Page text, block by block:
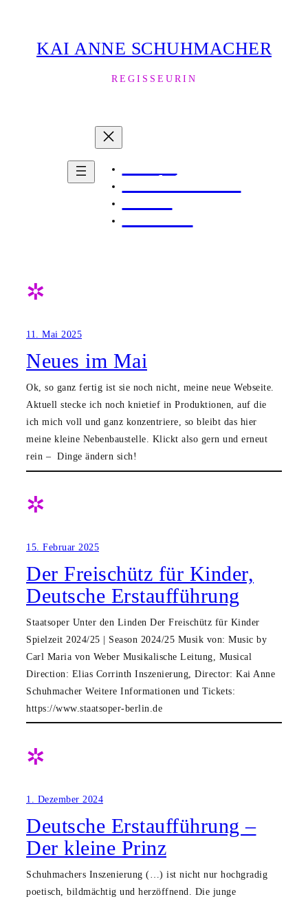
springenKAI ANNE SCHUHMACHER
REGISSEURIN
Produktionen
News
Kontakt
✲
11. Mai 2025
Neues im Mai
Ok, so ganz fertig ist sie noch nicht, meine neue Webseite.
Aktuell stecke ich noch knietief in Produktionen, auf die
ich mich voll und ganz konzentriere, so bleibt das hier
meine kleine Nebenbaustelle. Klickt also gern und erneut
rein – Dinge ändern sich!
✲
15. Februar 2025
Der Freischütz für Kinder,
Deutsche Erstaufführung
Staatsoper Unter den Linden Der Freischütz für Kinder
Spielzeit 2024/25 | Season 2024/25 Musik von: Music by
Carl Maria von Weber Musikalische Leitung, Musical
Direction: Elias Corrinth Inszenierung, Director: Kai Anne
Schuhmacher Weitere Informationen und Tickets:
https://www.staatsoper-berlin.de
✲
1. Dezember 2024
Deutsche Erstaufführung –
Der kleine Prinz
Schuhmachers Inszenierung (…) ist nicht nur hochgradig
poetisch, bildmächtig und herzöffnend. Die junge